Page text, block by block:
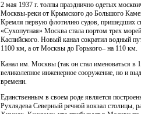
2 мая 1937 г. толпы празднично одетых
Москвы-реки от Крымского до Большого
Кремля первую флотилию судов, пришедших
«Сухопутная» Москва стала портом трех
Каспийского. Новый канал сократил водный
1100 км, а от Москвы до Горького– на 110 км.
Канал им. Москвы (так он стал именоваться в
великолепное инженерное сооружение, но и
времени.
Единственным в своем роде является
Рухлядева Северный речной вокзал столицы,